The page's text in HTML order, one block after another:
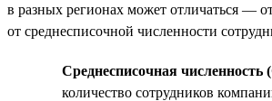
в разных регионах может отличаться —
от среднесписочной численности
Среднесписочная
количество сотрудников